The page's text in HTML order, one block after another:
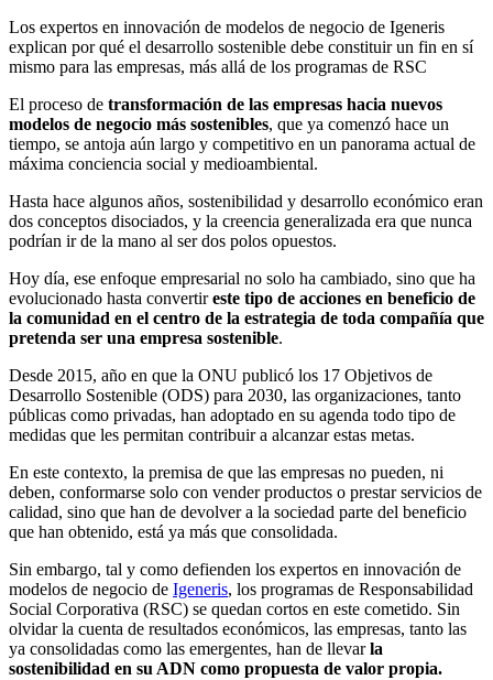
Los expertos en innovación de modelos de negocio de Igeneris
explican por qué el desarrollo sostenible debe constituir un fin en sí
mismo para las empresas, más allá de los programas de RSC
El proceso de transformación de las empresas hacia nuevos
modelos de negocio más sostenibles, que ya comenzó hace un
tiempo, se antoja aún largo y competitivo en un panorama actual de
máxima conciencia social y medioambiental.
Hasta hace algunos años, sostenibilidad y desarrollo económico eran
dos conceptos disociados, y la creencia generalizada era que nunca
podrían ir de la mano al ser dos polos opuestos.
Hoy día, ese enfoque empresarial no solo ha cambiado, sino que ha
evolucionado hasta convertireste tipo de acciones en beneficio de
la comunidad en el centro de la estrategia de toda compañía que
pretenda ser una empresa sostenible.
Desde 2015, año en que la ONU publicó los 17 Objetivos de
Desarrollo Sostenible (ODS) para 2030, las organizaciones, tanto
públicas como privadas, han adoptado en su agenda todo tipo de
medidas que les permitan contribuir a alcanzar estas metas.
En este contexto, la premisa de que las empresas no pueden, ni
deben, conformarse solo con vender productos o prestar servicios de
calidad, sino que han de devolver a la sociedad parte del beneficio
que han obtenido, está ya más que consolidada.
Sin embargo, tal y como defienden los expertos en innovación de
modelos de negocio de Igeneris, los programas de Responsabilidad
Social Corporativa (RSC) se quedan cortos en este cometido. Sin
olvidar la cuenta de resultados económicos, las empresas, tanto las
ya consolidadas como las emergentes, han de llevarla
sostenibilidad en su ADN como propuesta de valor propia.